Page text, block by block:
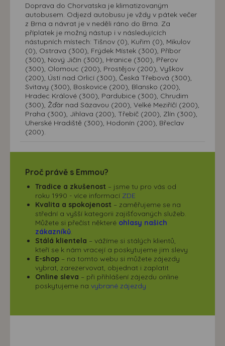
Doprava do Chorvatska je klimatizovaným
autobusem. Odjezd autobusu je vždy v pátek večer
z Brna a návrat je v neděli ráno do Brna. Za
příplatek je možný nástup i v následujících
nástupních místech: Tišnov (0), Kuřim (0), Mikulov
(0), Ostrava (300), Frýdek Místek (300), Příbor
(300), Nový Jičín (300), Hranice (300), Přerov
(300), Olomouc (200), Prostějov (200), Vyškov
(200), Ústí nad Orlicí (300), Česká Třebová (300),
Svitavy (300), Boskovice (200), Blansko (200),
Hradec Králové (300), Pardubice (300), Chrudim
(300), Žďár nad Sázavou (200), Velké Meziříčí (200),
Praha (300), Jihlava (200), Třebíč (200), Zlín (300),
Uherské Hradiště (300), Hodonín (200), Břeclav
(200).
Proč právě s Emmou?
Tradice a zkušenost – jsme tu pro vás od
roku 1990 - více informací ZDE
Kvalita a spokojenost – zaměřujeme se na
střední a vyšší kategorii zajišťovaných služeb.
Můžete si přečíst některé ohlasy našich
zákazníků.
Stálá klientela – vážíme si stálých klientů,
kteří se k nám vracejí a poskytujeme jim slevy
E-shop – na tomto webu si můžete zájezdy
vybrat, zarezervovat, objednat i zaplatit
Online sleva – při přihlášení zájezdu online
poskytujeme na vybrané zájezdy